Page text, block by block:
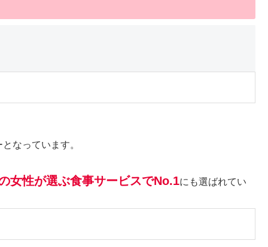
なっています。
女性が選ぶ食事サービスでNo.1にも選ばれてい